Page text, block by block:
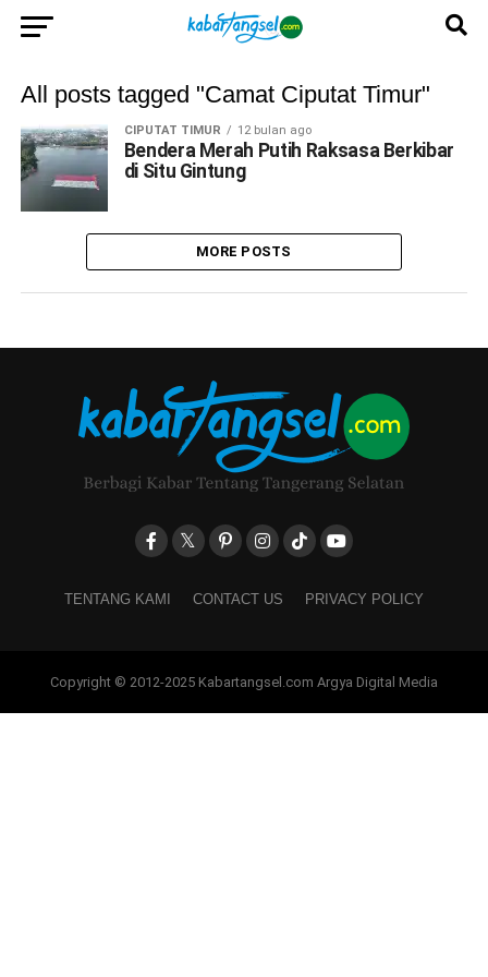
All posts tagged "Camat Ciputat Timur"
CIPUTAT TIMUR 12 bulan ago
Bendera Merah Putih Raksasa Berkibar
di Situ Gintung
MORE POSTS
TENTANG KAMI CONTACT US PRIVACY POLICY
Copyright © 2012-2025 Kabartangsel.com Argya Digital Media